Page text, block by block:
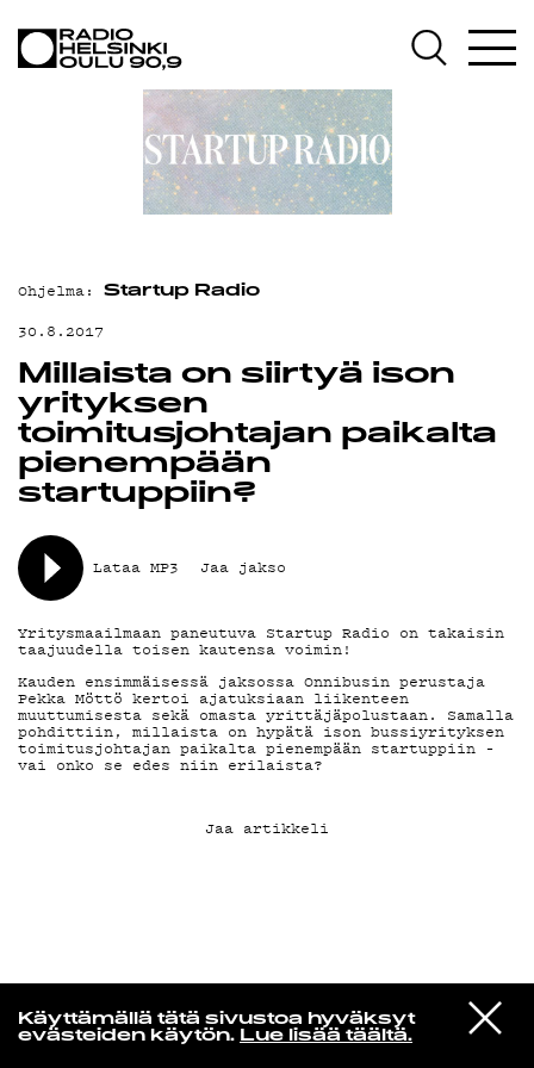
Käyttämällä tätä sivustoa hyväksyt
evästeiden käytön. Lue lisää täältä.
VIESTI
STUDIOON
Unionen
6983
AJANKOHTAISTA
OHJELMAT
TEKIJÄT
ON-DEMAND
MAINOSTA
YHTEYSTIEDOT
G LIVELAB
YSTÄVÄKLUBI
TIETOSUOJA
KIRJAUDU SISÄÄN
Ohjelma: Startup Radio
30.8.2017
Millaista on siirtyä ison
yrityksen
toimitusjohtajan paikalta
pienempään
startuppiin?
Lataa MP3 Jaa jakso
Yritysmaailmaan paneutuva Startup Radio on takaisin
taajuudella toisen kautensa voimin!
Kauden ensimmäisessä jaksossa Onnibusin perustaja
Pekka Möttö kertoi ajatuksiaan liikenteen
muuttumisesta sekä omasta yrittäjäpolustaan. Samalla
pohdittiin, millaista on hypätä ison bussiyrityksen
toimitusjohtajan paikalta pienempään startuppiin –
vai onko se edes niin erilaista?
Jaa artikkeli